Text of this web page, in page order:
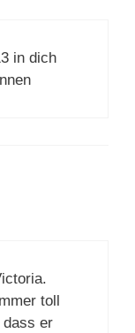
in dich
toll
dass er